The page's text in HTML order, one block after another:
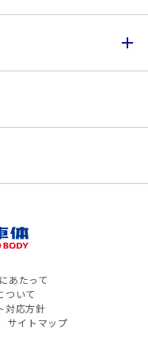
あたって
ついて
対応方針
サイトマップ